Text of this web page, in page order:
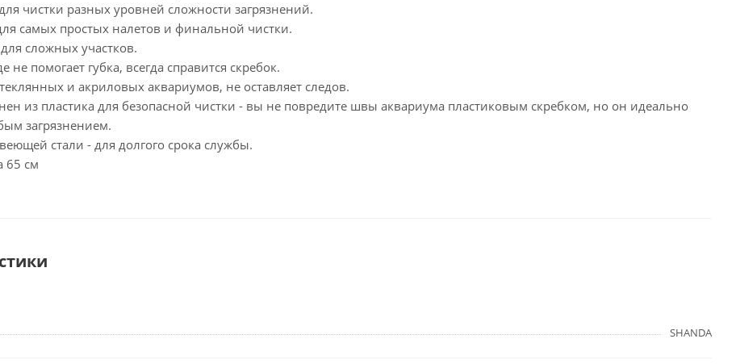
чистки разных уровней сложности загрязнений.
самых простых налетов и финальной чистки.
сложных участков.
не помогает губка, всегда справится скребок.
и акриловых аквариумов, не оставляет следов.
из пластика для безопасной чистки - вы не повредите швы аквариума пластиковым скребком, но он идеально
загрязнением.
стали - для долгого срока службы.
65 см
SHANDA